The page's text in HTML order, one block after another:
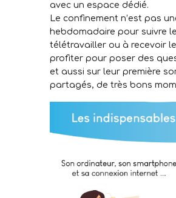
avec un espace dédié.
Le confinement n’est pas
hebdomadaire pour suivre
télétravailler ou à recevoir
profiter pour poser des
et aussi sur leur première
partagés, de très bons